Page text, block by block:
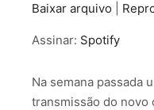
FEED RSS
COMPARTILHAR
INCORPORAR
Baixar arquivo
Assinar: Spotify
Na semana passada
transmissão do novo